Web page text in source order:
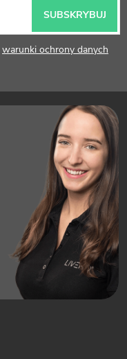
warunki ochrony danych
SUBSKRYBUJ